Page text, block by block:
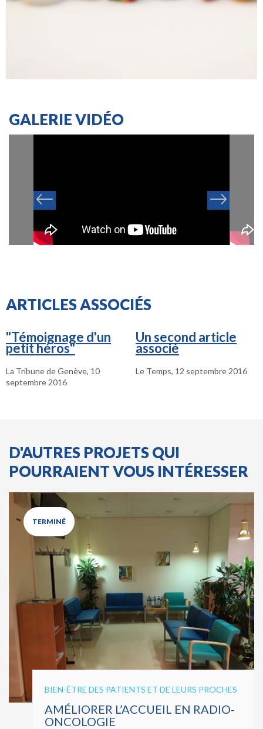
GALERIE VIDÉO
ARTICLES ASSOCIÉS
"Témoignage d'un
petit héros"
La Tribune de Genève, 10
septembre 2016
Un second article
associé
Le Temps, 12 septembre 2016
D'AUTRES PROJETS QUI
POURRAIENT VOUS INTÉRESSER
TERMINÉ
BIEN-ÊTRE DES PATIENTS ET DE LEURS PROCHES
AMÉLIORER L’ACCUEIL EN RADIO-
ONCOLOGIE